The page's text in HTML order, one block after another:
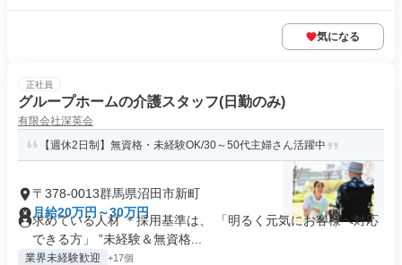
気になる
正社員
グループホームの介護スタッフ(日勤のみ)
有限会社深英会
【週休2日制】無資格・未経験OK/30～50代主婦さん活躍中
〒378-0013群馬県沼田市新町
月給20万円～30万円
求めている人材 ＊採用基準は、 「明るく元気にお客様へ対応
できる方」 ”未経験＆無資格...
業界未経験歓迎 +17個